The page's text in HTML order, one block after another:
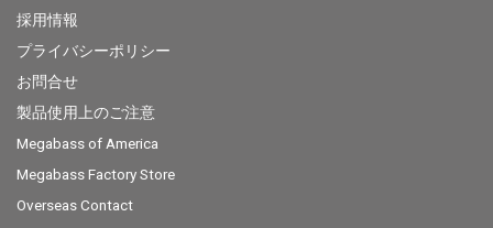
採用情報
プライバシーポリシー
お問合せ
製品使用上のご注意
Megabass of America
Megabass Factory Store
Overseas Contact